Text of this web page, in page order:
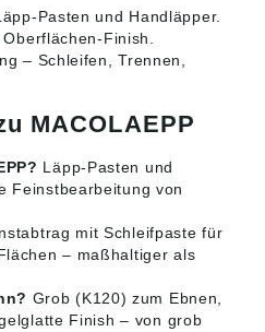
Pasten und Handläpper.
Oberflächen-Finish.
– Schleifen, Trennen,
MACOLAEPP
Läpp-Pasten und
Feinstbearbeitung von
mit Schleifpaste für
– maßhaltiger als
Grob (K120) zum Ebnen,
Finish – von grob